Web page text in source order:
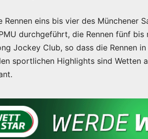
Rennen eins bis vier des Münchener
durchgeführt, die Rennen fünf
Jockey Club, so dass die Rennen
sportlichen Highlights sind Wetten